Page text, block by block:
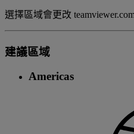
選擇區域會更改
建議區域
Americas